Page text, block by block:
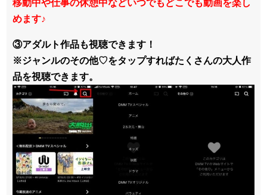
移動中や仕事の休憩中などいつでもどこでも動画を楽し
めます♪
③アダルト作品も視聴できます！
※ジャンルのその他♡をタップすればたくさんの大人作
品を視聴できます。